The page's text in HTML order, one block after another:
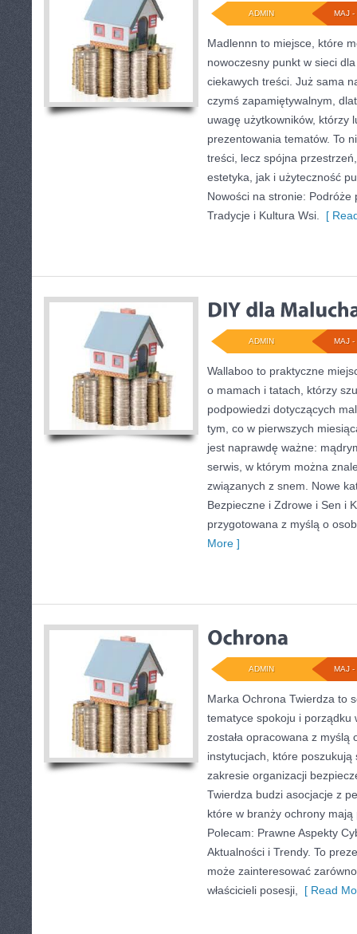
MAJ -
ADMIN
Madlennn to miejsce, które
nowoczesny punkt w sieci
ciekawych treści. Już sama
czymś zapamiętywalnym,
uwagę użytkowników, którzy
prezentowania tematów. To
treści, lecz spójna
estetyka, jak i użyteczność
Nowości na stronie: Podróże
Tradycje i Kultura Wsi.
[
MAJ -
ADMIN
Wallaboo to praktyczne
o mamach i tatach, którzy
podpowiedzi dotyczących
tym, co w pierwszych
jest naprawdę ważne:
serwis, w którym można
związanych z snem. Nowe
Bezpieczne i Zdrowe i Sen i
przygotowana z myślą o
More ]
MAJ -
ADMIN
Marka Ochrona Twierdza to
tematyce spokoju i porządku
została opracowana z myślą
instytucjach, które
zakresie organizacji
Twierdza budzi asocjacje z
które w branży ochrony
Polecam: Prawne Aspekty
Aktualności i Trendy. To
może zainteresować
właścicieli posesji,
[ Read